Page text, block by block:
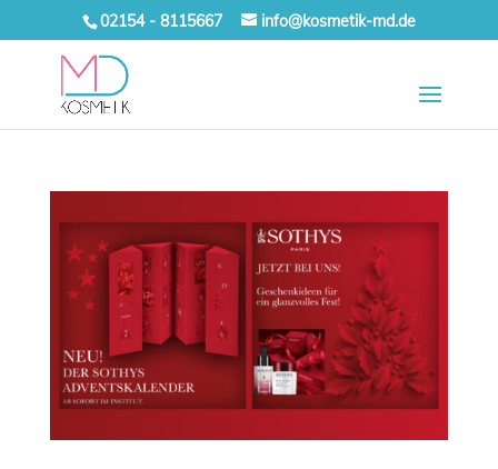
02154 - 8115667 info@kosmetik-md.de